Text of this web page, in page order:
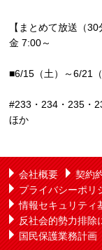
【まとめて放送（
金 7:00～
■6/15（土）～6/21（
#233・234・235
ほか
会社概要 契約
プライバシーポリ
情報セキュリティ
反社会的勢力排除
国民保護業務計画